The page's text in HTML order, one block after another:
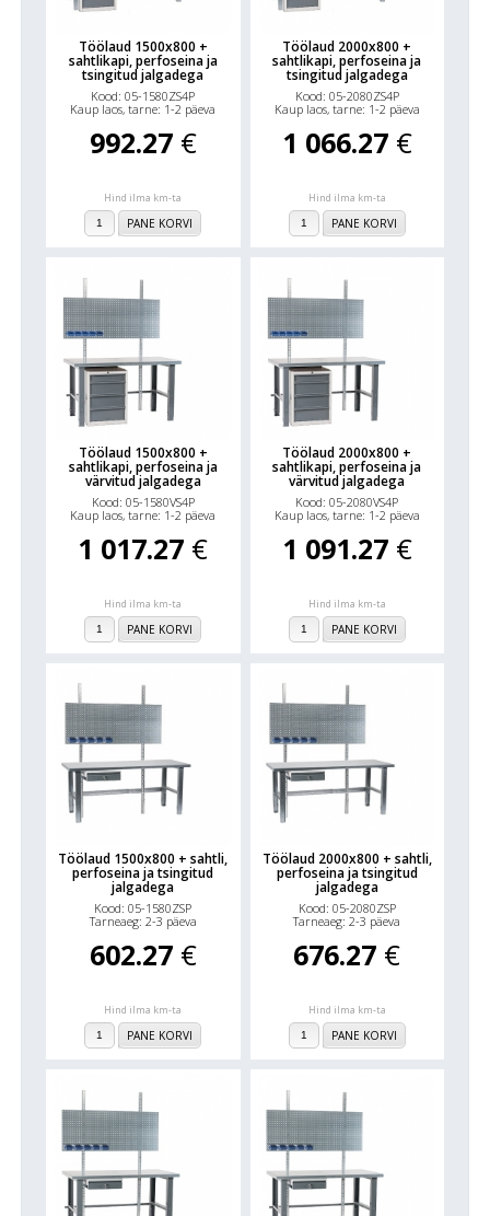
Töölaud 1500x800 +
sahtlikapi, perfoseina ja
tsingitud jalgadega
Kood: 05-1580ZS4P
Kaup laos, tarne: 1-2 päeva
992.27 €
Hind ilma km-ta
PANE KORVI
Töölaud 2000x800 +
sahtlikapi, perfoseina ja
tsingitud jalgadega
Kood: 05-2080ZS4P
Kaup laos, tarne: 1-2 päeva
1 066.27 €
Hind ilma km-ta
PANE KORVI
Töölaud 1500x800 +
sahtlikapi, perfoseina ja
värvitud jalgadega
Kood: 05-1580VS4P
Kaup laos, tarne: 1-2 päeva
1 017.27 €
Hind ilma km-ta
PANE KORVI
Töölaud 2000x800 +
sahtlikapi, perfoseina ja
värvitud jalgadega
Kood: 05-2080VS4P
Kaup laos, tarne: 1-2 päeva
1 091.27 €
Hind ilma km-ta
PANE KORVI
Töölaud 1500x800 + sahtli,
perfoseina ja tsingitud
jalgadega
Kood: 05-1580ZSP
Tarneaeg: 2-3 päeva
602.27 €
Hind ilma km-ta
PANE KORVI
Töölaud 2000x800 + sahtli,
perfoseina ja tsingitud
jalgadega
Kood: 05-2080ZSP
Tarneaeg: 2-3 päeva
676.27 €
Hind ilma km-ta
PANE KORVI